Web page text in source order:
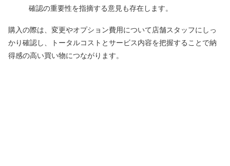
確認の重要性を指摘する意見も存在します。
購入の際は、変更やオプション費用について店舗スタッフにしっ
かり確認し、トータルコストとサービス内容を把握することで納
得感の高い買い物につながります。